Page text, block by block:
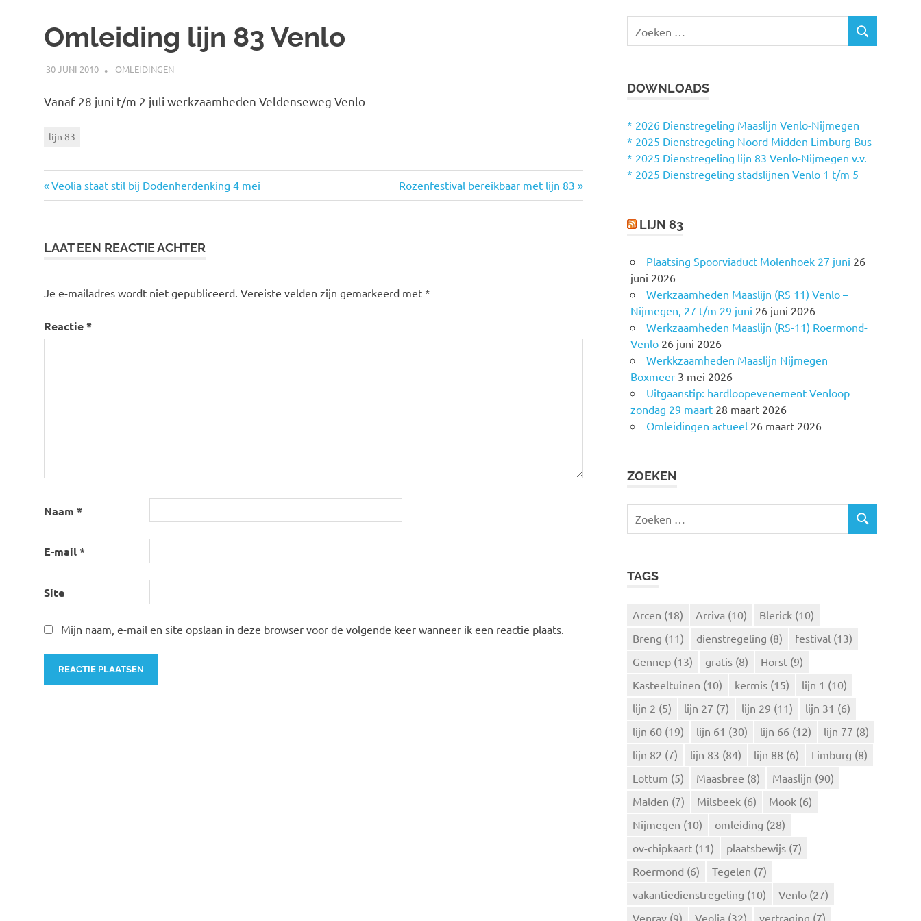
Omleiding lijn 83 Venlo
30 JUNI 2010 JOHAN
OMLEIDINGEN
Vanaf 28 juni t/m 2 juli werkzaamheden Veldenseweg Venlo
lijn 83
Bericht
Vorige
bericht:
Veolia staat stil bij Dodenherdenking 4 mei
Volgende
bericht:
Rozenfestival bereikbaar met lijn 83
LAAT EEN REACTIE ACHTER
Je e-mailadres wordt niet gepubliceerd. Vereiste velden zijn gemarkeerd met *
Reactie*
Naam *
E-mail*
Site
Mijn naam, e-mail en site opslaan in deze browser voor de volgende keer wanneer ik een reactie plaats.
e
n
a
a
r
Z
DOWNLOADS
* 2026 Dienstregeling Maaslijn Venlo-Nijmegen
* 2025 Dienstregeling Noord Midden Limburg Bus
* 2025 Dienstregeling lijn 83 Venlo-Nijmegen v.v.
* 2025 Dienstregeling stadslijnen Venlo 1 t/m 5
LIJN 83
Plaatsing Spoorviaduct Molenhoek 27 juni 26
juni 2026
Werkzaamheden Maaslijn (RS 11) Venlo –
Nijmegen, 27 t/m 29 juni 26 juni 2026
Werkzaamheden Maaslijn (RS-11) Roermond-
Venlo 26 juni 2026
Werkkzaamheden Maaslijn Nijmegen
Boxmeer 3 mei 2026
Uitgaanstip: hardloopevenement Venloop
zondag 29 maart 28 maart 2026
Omleidingen actueel 26 maart 2026
ZOEKEN
e
Z
TAGS
Arcen (18) Arriva (10) Blerick (10)
Breng (11) dienstregeling (8) festival (13)
Gennep (13) gratis (8) Horst (9)
Kasteeltuinen (10) kermis (15) lijn 1 (10)
lijn 2 (5) lijn 27 (7) lijn 29 (11) lijn 31 (6)
lijn 60 (19) lijn 61 (30) lijn 66 (12) lijn 77 (8)
lijn 82 (7) lijn 83 (84) lijn 88 (6) Limburg (8)
Lottum (5) Maasbree (8) Maaslijn (90)
Malden (7) Milsbeek (6) Mook (6)
Nijmegen (10) omleiding (28)
ov-chipkaart (11) plaatsbewijs (7)
Roermond (6) Tegelen (7)
vakantiedienstregeling (10) Venlo (27)
Venray (9) Veolia (32) vertraging (7)